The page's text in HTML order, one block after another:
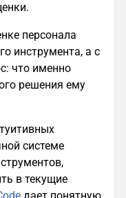
персонала
инструмента, а с
что именно
решения ему
системе
в текущие